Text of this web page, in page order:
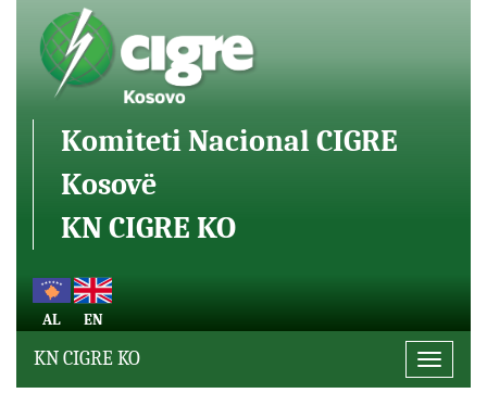
Komiteti Nacional CIGRE
Kosovë
KN CIGRE KO
AL EN
Toggle
KN CIGRE KO